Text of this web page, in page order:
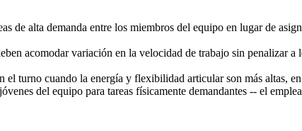
de alta demanda entre los miembros del equipo en lugar de
acomodar variación en la velocidad de trabajo sin penalizar a
el turno cuando la energía y flexibilidad articular son más altas,
del equipo para tareas físicamente demandantes -- el